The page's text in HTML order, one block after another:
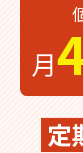
月
定